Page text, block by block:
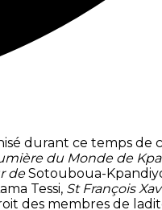
durant ce temps
du Monde de
deSotouboua-
Tessi, St François
des membres de